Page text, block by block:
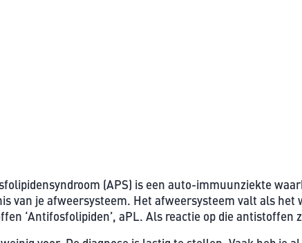
(APS) is een auto-immuunziekte
van je afweersysteem. Het afweersysteem valt als
‘Antifosfolipiden’, aPL. Als reactie op die